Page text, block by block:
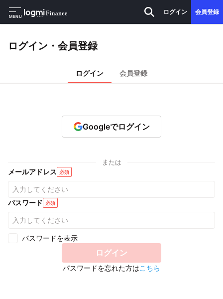
MENU
ログイン 会員登録
ログイン・会員登録
ログイン 会員登録
Googleでログイン
または
メールアドレス 必須
パスワード 必須
パスワードを表示
ログイン
パスワードを忘れた方はこちら